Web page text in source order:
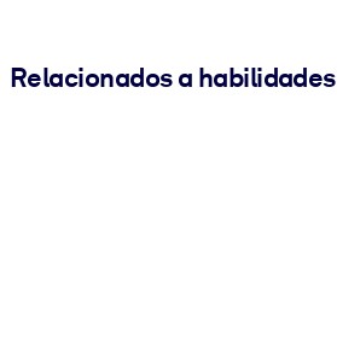
Relacionados a habilidades